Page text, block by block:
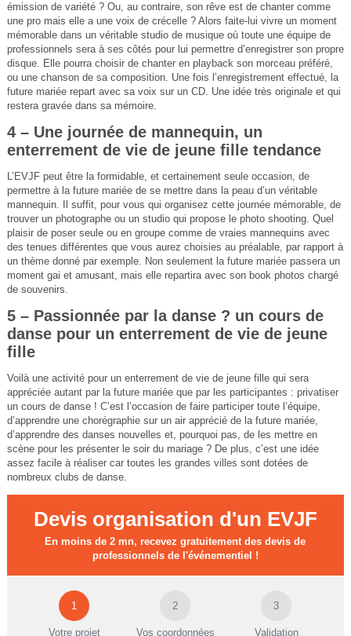
émission de variété ? Ou, au contraire, son rêve est de chanter comme
une pro mais elle a une voix de crécelle ? Alors faite-lui vivre un moment
mémorable dans un véritable studio de musique où toute une équipe de
professionnels sera à ses côtés pour lui permettre d’enregistrer son propre
disque. Elle pourra choisir de chanter en playback son morceau préféré,
ou une chanson de sa composition. Une fois l’enregistrement effectué, la
future mariée repart avec sa voix sur un CD. Une idée très originale et qui
restera gravée dans sa mémoire.
4 – Une journée de mannequin, un
enterrement de vie de jeune fille tendance
L’EVJF peut être la formidable, et certainement seule occasion, de
permettre à la future mariée de se mettre dans la peau d’un véritable
mannequin. Il suffit, pour vous qui organisez cette journée mémorable, de
trouver un photographe ou un studio qui propose le photo shooting. Quel
plaisir de poser seule ou en groupe comme de vraies mannequins avec
des tenues différentes que vous aurez choisies au préalable, par rapport à
un thème donné par exemple. Non seulement la future mariée passera un
moment gai et amusant, mais elle repartira avec son book photos chargé
de souvenirs.
5 – Passionnée par la danse ? un cours de
danse pour un enterrement de vie de jeune
fille
Voilà une activité pour un enterrement de vie de jeune fille qui sera
appréciée autant par la future mariée que par les participantes : privatiser
un cours de danse ! C’est l’occasion de faire participer toute l’équipe,
d’apprendre une chorégraphie sur un air apprécié de la future mariée,
d’apprendre des danses nouvelles et, pourquoi pas, de les mettre en
scène pour les présenter le soir du mariage ? De plus, c’est une idée
assez facile à réaliser car toutes les grandes villes sont dotées de
nombreux clubs de danse.
Devis organisation d'un EVJF
En moins de 2 mn, recevez gratuitement des devis de
professionnels de l'événementiel !
1
Votre projet
2
Vos coordonnées
3
Validation